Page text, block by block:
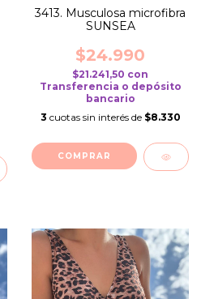
3413. Musculosa microfibra
SUNSEA
$24.990
$21.241,50 con
Transferencia o depósito
bancario
3 cuotas sin interés de $8.330
COMPRAR